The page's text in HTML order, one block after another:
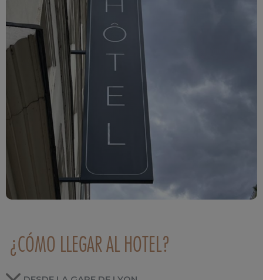
¿CÓMO LLEGAR AL HOTEL?